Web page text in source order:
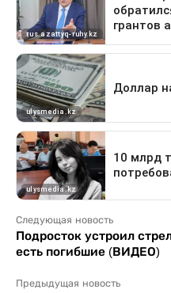
Следующая новость
Подросток устроил
есть погибшие (ВИДЕО)
Предыдущая новость